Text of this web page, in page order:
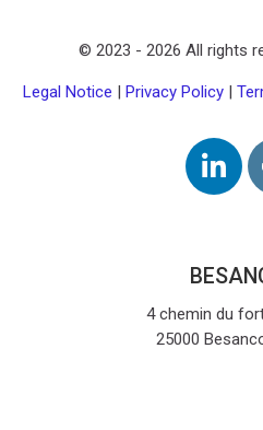
© 2023 - 2026 All rights
Legal Notice | Privacy Policy |
4 chemin du
25000